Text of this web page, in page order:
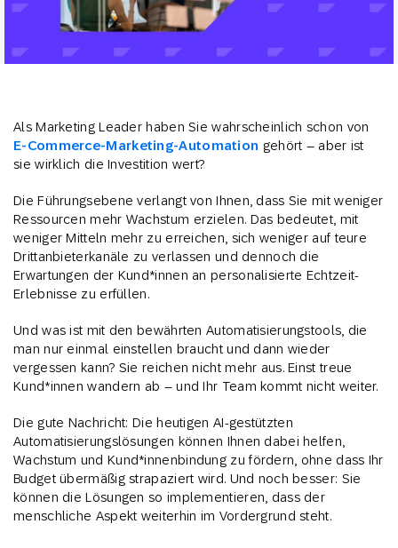
Als Marketing Leader haben Sie wahrscheinlich schon von
E-Commerce-Marketing-Automation gehört – aber ist
sie wirklich die Investition wert?
Die Führungsebene verlangt von Ihnen, dass Sie mit weniger
Ressourcen mehr Wachstum erzielen. Das bedeutet, mit
weniger Mitteln mehr zu erreichen, sich weniger auf teure
Drittanbieterkanäle zu verlassen und dennoch die
Erwartungen der Kund*innen an personalisierte Echtzeit-
Erlebnisse zu erfüllen.
Und was ist mit den bewährten Automatisierungstools, die
man nur einmal einstellen braucht und dann wieder
vergessen kann? Sie reichen nicht mehr aus. Einst treue
Kund*innen wandern ab – und Ihr Team kommt nicht weiter.
Die gute Nachricht: Die heutigen AI-gestützten
Automatisierungslösungen können Ihnen dabei helfen,
Wachstum und Kund*innenbindung zu fördern, ohne dass Ihr
Budget übermäßig strapaziert wird. Und noch besser: Sie
können die Lösungen so implementieren, dass der
menschliche Aspekt weiterhin im Vordergrund steht.